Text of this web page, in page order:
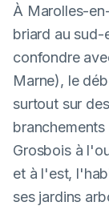
À Marolles-
briard au
confondre
Marne), le
surtout sur
Grosbois à
et à l'est,
ses jardins